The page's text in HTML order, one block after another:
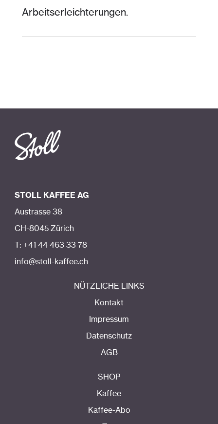
Arbeitserleichterungen.
STOLL KAFFEE AG
Austrasse 38
CH-8045 Zürich
T: +41 44 463 33 78
info@stoll-kaffee.ch
NÜTZLICHE LINKS
Kontakt
Impressum
Datenschutz
AGB
SHOP
Kaffee
Kaffee-Abo